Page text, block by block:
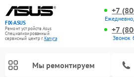
FIX-ASUS
Ремонт устройств Asus
Специализированный
cервисный центр г.Калуга
+7
+7
Звонок
Мы ремонтируем